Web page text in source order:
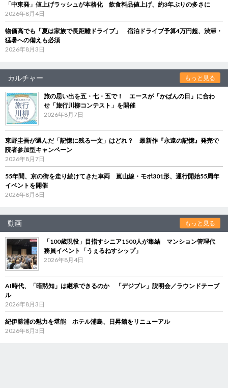
「中東発」値上げラッシュが本格化 飲食料品値上げ、約3年ぶりの多さに
2026年8月4日
物価高でも「夏は家族で長距離ドライブ」 宿泊ドライブ予算4万円超、渋滞・
猛暑への備えも必須
2026年8月3日
カルチャー もっと見る
旅の思い出を五・七・五で！ エースが「かばんの日」に合わ
せ「旅行川柳コンテスト」を開催
2026年8月7日
東野圭吾が選んだ「記憶に残る一文」はどれ？ 最新作『永遠の記憶』発売で
読者参加型キャンペーン
2026年8月7日
55年間、京の街を走り続けてきた車両 嵐山線・モボ301形、運行開始55周年
イベントを開催
2026年8月6日
動画 もっと見る
「100歳現役」目指すシニア1500人が集結 マンション管理代
務員イベント「うぇるねすシップ」
2026年8月4日
AI時代、「暗黙知」は継承できるのか 「デジブレ」説明会／ラウンドテーブ
ル
2026年8月3日
紀伊勝浦の魅力を堪能 ホテル浦島、日昇館をリニューアル
2026年8月3日